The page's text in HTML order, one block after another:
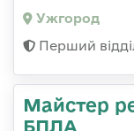
Ужгород
Перший
Майстер
БПЛА